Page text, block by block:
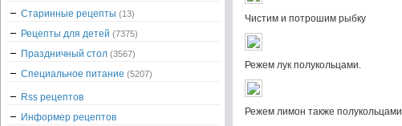
Чистим и потрошим рыбку
Режем лук полукольцами.
Режем лимон также полукольцами
Старинные рецепты (13)
Рецепты для детей (7375)
Праздничный стол (3567)
Специальное питание (5207)
Rss рецептов
Информер рецептов